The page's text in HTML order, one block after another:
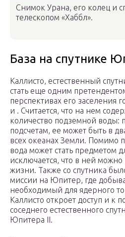
Снимок Урана, его колец и
телескопом «Хаббл».
База на спутнике
Каллисто, естественный
стать еще одним
перспективах его заселения
и . Считается, что на нем
количество подземной воды:
подсчетам, ее может быть в
всех океанах Земли. Помимо
вода может стать предметом
исключается, что в ней
жизни. Также со спутника
миссии на Юпитер, где
необходимый для ядерного
Каллисто откроет доступ и к
соседнего естественного
Юпитера II.